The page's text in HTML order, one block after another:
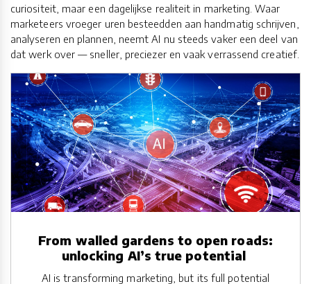
curiositeit, maar een dagelijkse realiteit in marketing. Waar
marketeers vroeger uren besteedden aan handmatig schrijven,
analyseren en plannen, neemt AI nu steeds vaker een deel van
dat werk over — sneller, preciezer en vaak verrassend creatief.
From walled gardens to open roads:
unlocking AI’s true potential
AI is transforming marketing, but its full potential